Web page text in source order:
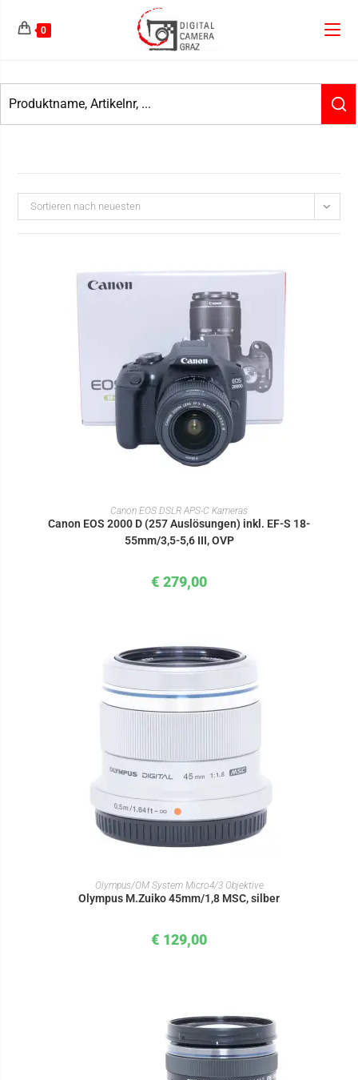
0
Sortieren nach neuesten
IN DEN WARENKORB
Canon EOS DSLR APS-C Kameras
Canon EOS 2000 D (257 Auslösungen) inkl. EF-S 18-
55mm/3,5-5,6 III, OVP
€ 279,00
IN DEN WARENKORB
Olympus/OM System Micro4/3 Objektive
Olympus M.Zuiko 45mm/1,8 MSC, silber
€ 129,00